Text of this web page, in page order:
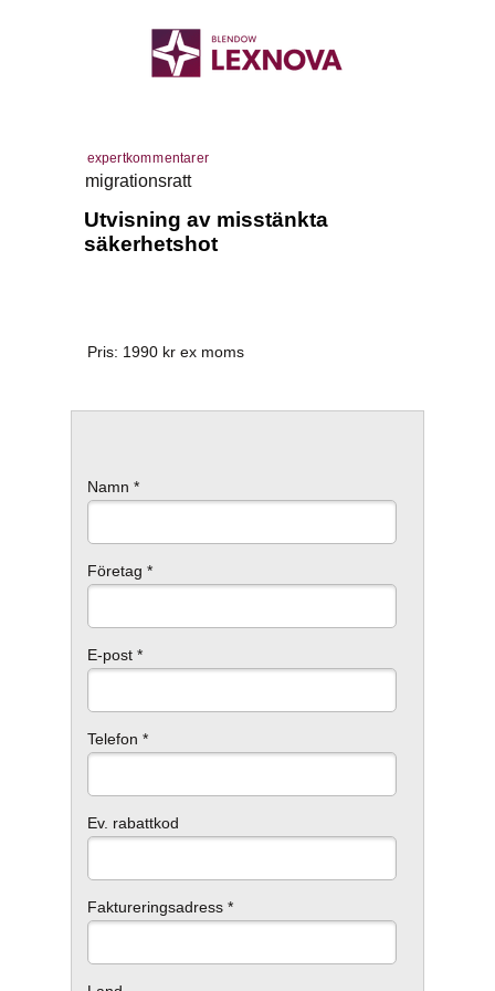
Namn *
Företag *
E-post *
Telefon *
Ev. rabattkod
Faktureringsadress *
expertkommentarer
migrationsratt
Pris: 1990 kr ex moms
Utvisning av misstänkta
säkerhetshot